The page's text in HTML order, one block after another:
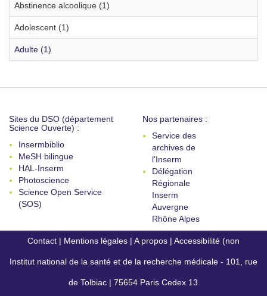
Abstinence alcoolique (1)
Adolescent (1)
Adulte (1)
Sites du DSO (département
Science Ouverte) :
Insermbiblio
MeSH bilingue
HAL-Inserm
Photoscience
Science Open Service
(SOS)
Nos partenaires :
Service des
archives de
l'Inserm
Délégation
Régionale
Inserm
Auvergne
Rhône Alpes
Contact | Mentions légales | A propos | Accessibilité (non
conforme)
Institut national de la santé et de la recherche médicale - 101, rue
de Tolbiac | 75654 Paris Cedex 13